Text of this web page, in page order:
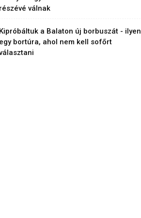
válnak
a Balaton új borbuszát - ilyen
bortúra, ahol nem kell sofőrt